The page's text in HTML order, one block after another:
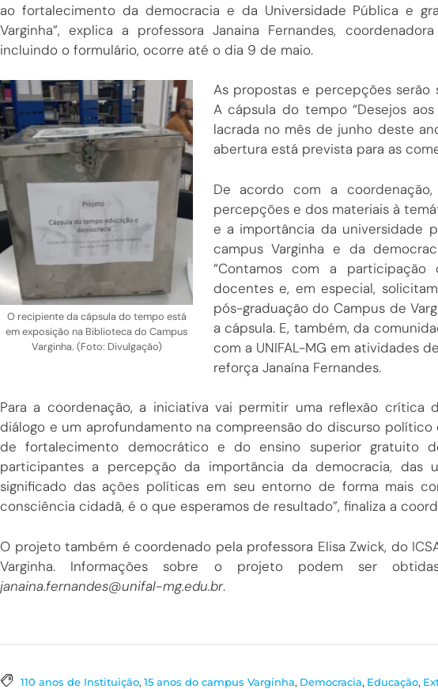
ao fortalecimento da democracia e da Universidade Pública e
Varginha”, explica a professora Janaina Fernandes,
incluindo o formulário, ocorre até o dia 9 de maio.
O recipiente da cápsula do tempo está
em exposição na Biblioteca do Campus
Varginha. (Foto: Divulgação)
As propostas e percepções serão
A cápsula do tempo “Desejos
lacrada no mês de junho deste
abertura está prevista para as
De acordo com a
percepções e dos materiais à
e a importância da universidade
campus Varginha e da
“Contamos com a
docentes e, em especial,
pós-graduação do Campus de
a cápsula. E, também, da
com a UNIFAL-MG em atividades
reforça Janaína Fernandes.
Para a coordenação, a iniciativa vai permitir uma reflexão crítica
diálogo e um aprofundamento na compreensão do discurso político
de fortalecimento democrático e do ensino superior gratuito
participantes a percepção da importância da democracia, das
significado das ações políticas em seu entorno de forma mais
consciência cidadã, é o que esperamos de resultado”, finaliza a
O projeto também é coordenado pela professora Elisa Zwick, do
Varginha. Informações sobre o projeto podem ser
janaina.fernandes@unifal-mg.edu.br.
110 anos de Instituição, 15 anos do campus Varginha, Democracia, Educação,